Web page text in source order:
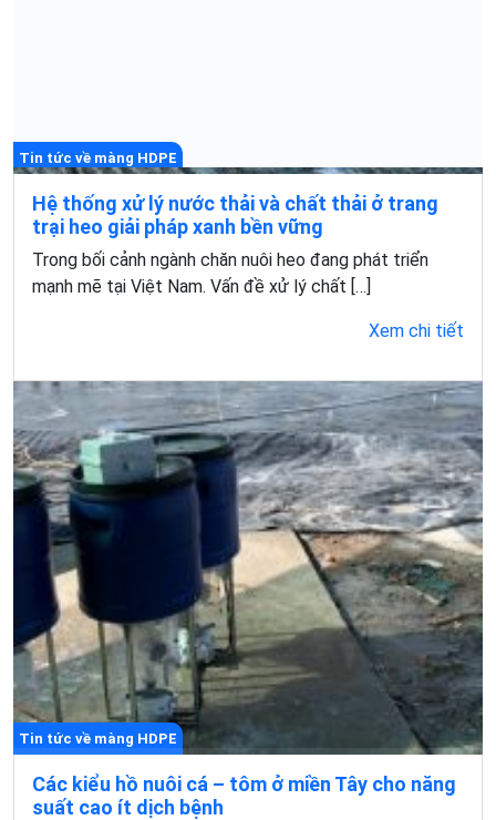
Tin tức về màng HDPE
Hệ thống xử lý nước thải và chất thải ở trang
trại heo giải pháp xanh bền vững
Trong bối cảnh ngành chăn nuôi heo đang phát triển
mạnh mẽ tại Việt Nam. Vấn đề xử lý chất […]
Xem chi tiết
Tin tức về màng HDPE
Các kiểu hồ nuôi cá – tôm ở miền Tây cho năng
suất cao ít dịch bệnh